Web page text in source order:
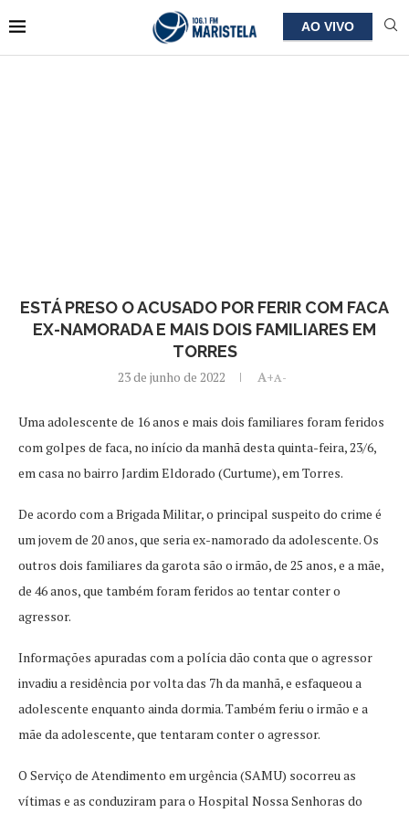
AO VIVO
ESTÁ PRESO O ACUSADO POR FERIR COM FACA
EX-NAMORADA E MAIS DOIS FAMILIARES EM
TORRES
23 de junho de 2022 A+A-
Uma adolescente de 16 anos e mais dois familiares foram feridos
com golpes de faca, no início da manhã desta quinta-feira, 23/6,
em casa no bairro Jardim Eldorado (Curtume), em Torres.
De acordo com a Brigada Militar, o principal suspeito do crime é
um jovem de 20 anos, que seria ex-namorado da adolescente. Os
outros dois familiares da garota são o irmão, de 25 anos, e a mãe,
de 46 anos, que também foram feridos ao tentar conter o
agressor.
Informações apuradas com a polícia dão conta que o agressor
invadiu a residência por volta das 7h da manhã, e esfaqueou a
adolescente enquanto ainda dormia. Também feriu o irmão e a
mãe da adolescente, que tentaram conter o agressor.
O Serviço de Atendimento em urgência (SAMU) socorreu as
vítimas e as conduziram para o Hospital Nossa Senhoras do